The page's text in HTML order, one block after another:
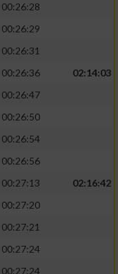
00:26:28
00:26:29
00:26:31
00:26:36
02:14:03
00:26:47
00:26:50
00:26:54
00:26:56
00:27:13
02:16:42
00:27:20
00:27:21
00:27:24
00:27:24